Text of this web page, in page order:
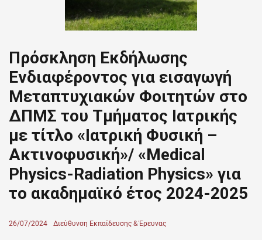
Πρόσκληση Εκδήλωσης
Ενδιαφέροντος για εισαγωγή
Μεταπτυχιακών Φοιτητών στο
ΔΠΜΣ του Τμήματος Ιατρικής
με τίτλο «Ιατρική Φυσική –
Ακτινοφυσική»/ «Medical
Physics-Radiation Physics» για
το ακαδημαϊκό έτος 2024-2025
Posted
26/07/2024 Author
Διεύθυνση Εκπαίδευσης & Έρευνας